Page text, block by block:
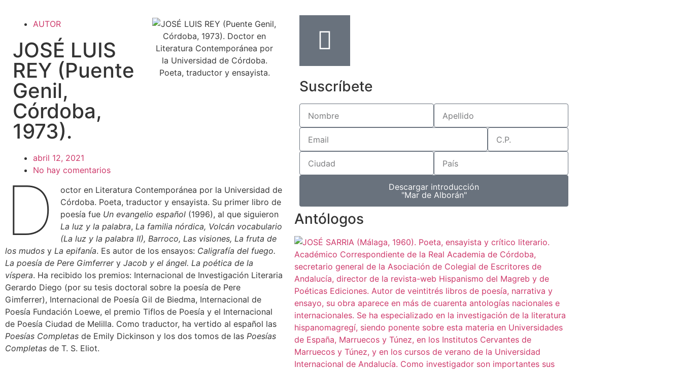
AUTOR
JOSÉ LUIS
REY (Puente
Genil,
Córdoba,
1973).
abril 12, 2021
No hay comentarios
D
octor en Literatura Contemporánea por la Universidad de
Córdoba. Poeta, traductor y ensayista. Su primer libro de
poesía fue Un evangelio español (1996), al que siguieron
La luz y la palabra, La familia nórdica, Volcán vocabulario
(La luz y la palabra II), Barroco, Las visiones, La fruta de
los mudos y La epifanía. Es autor de los ensayos: Caligrafía del fuego.
La poesía de Pere Gimferrery Jacob y el ángel. La poética de la
víspera. Ha recibido los premios: Internacional de Investigación Literaria
Gerardo Diego (por su tesis doctoral sobre la poesía de Pere
Gimferrer), Internacional de Poesía Gil de Biedma, Internacional de
Poesía Fundación Loewe, el premio Tiflos de Poesía y el Internacional
de Poesía Ciudad de Melilla. Como traductor, ha vertido al español las
Poesías Completas de Emily Dickinson y los dos tomos de las Poesías
Completas de T. S. Eliot.
Suscríbete
Descargar introducción
"Mar de Alborán"
Antólogos